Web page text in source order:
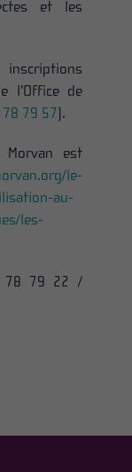
et les
l’Office de
79 57).
est
le-
au-
les-
78 79 22 /